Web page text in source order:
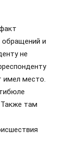
и
не
имел место.
там